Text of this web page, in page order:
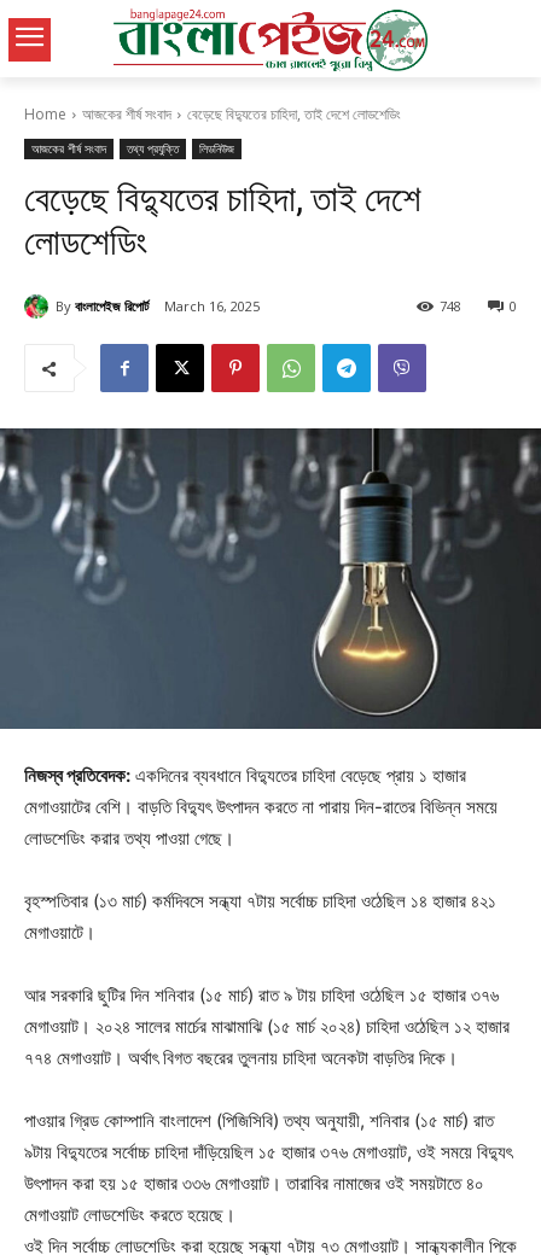
Home আজকের শীর্ষ সংবাদ বেড়েছে বিদ্যুতের চাহিদা, তাই দেশে লোডশেডিং
আজকের শীর্ষ সংবাদ তথ্য প্রযুক্তি লিডনিউজ
বেড়েছে বিদ্যুতের চাহিদা, তাই দেশে
লোডশেডিং
By বাংলাপেইজ রিপোর্ট March 16, 2025 0
748
নিজস্ব প্রতিবেদক: একদিনের ব্যবধানে বিদ্যুতের চাহিদা বেড়েছে প্রায় ১ হাজার
মেগাওয়াটের বেশি। বাড়তি বিদ্যুৎ উৎপাদন করতে না পারায় দিন-রাতের বিভিন্ন সময়ে
লোডশেডিং করার তথ্য পাওয়া গেছে।
বৃহস্পতিবার (১৩ মার্চ) কর্মদিবসে সন্ধ্যা ৭টায় সর্বোচ্চ চাহিদা ওঠেছিল ১৪ হাজার ৪২১
মেগাওয়াটে।
আর সরকারি ছুটির দিন শনিবার (১৫ মার্চ) রাত ৯ টায় চাহিদা ওঠেছিল ১৫ হাজার ৩৭৬
মেগাওয়াট। ২০২৪ সালের মার্চের মাঝামাঝি (১৫ মার্চ ২০২৪) চাহিদা ওঠেছিল ১২ হাজার
৭৭৪ মেগাওয়াট। অর্থাৎ বিগত বছরের তুলনায় চাহিদা অনেকটা বাড়তির দিকে।
পাওয়ার গ্রিড কোম্পানি বাংলাদেশ (পিজিসিবি) তথ্য অনুযায়ী, শনিবার (১৫ মার্চ) রাত
৯টায় বিদ্যুতের সর্বোচ্চ চাহিদা দাঁড়িয়েছিল ১৫ হাজার ৩৭৬ মেগাওয়াট, ওই সময়ে বিদ্যুৎ
উৎপাদন করা হয় ১৫ হাজার ৩৩৬ মেগাওয়াট। তারাবির নামাজের ওই সময়টাতে ৪০
মেগাওয়াট লোডশেডিং করতে হয়েছে।
ওই দিন সর্বোচ্চ লোডশেডিং করা হয়েছে সন্ধ্যা ৭টায় ৭৩ মেগাওয়াট। সান্ধ্যকালীন পিকে